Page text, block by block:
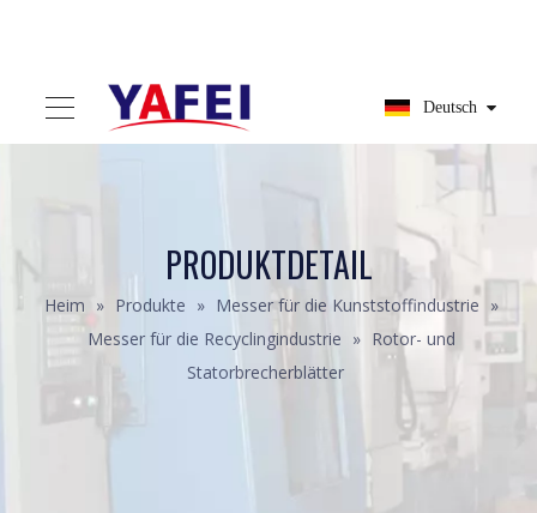
Messer für die Kunststoffindustrie
»
Messer für die Recyclingindustrie »
Rotor- und
Statorbrecherblätter